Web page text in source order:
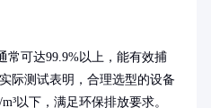
常可达99.9%以上，能有效捕
际测试表明，合理选型的设备
以下，满足环保排放要求。